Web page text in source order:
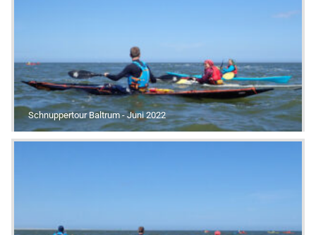
Schnuppertour Baltrum - Juni 2022